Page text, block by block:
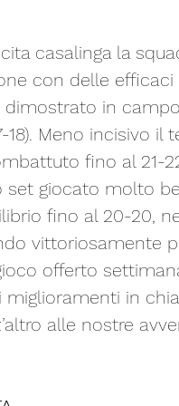
casalinga la
con delle
in
18). Meno incisivo
fino al 21-
set giocato molto
fino al 20-20,
vittoriosamente
offerto
in
alle nostre